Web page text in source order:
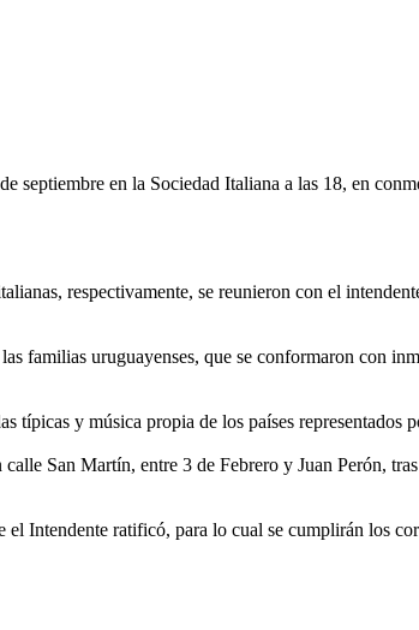
septiembre en la Sociedad Italiana a las 18, en
respectivamente, se reunieron con el
familias uruguayenses, que se conformaron con
típicas y música propia de los países representados
San Martín, entre 3 de Febrero y Juan Perón,
Intendente ratificó, para lo cual se cumplirán los